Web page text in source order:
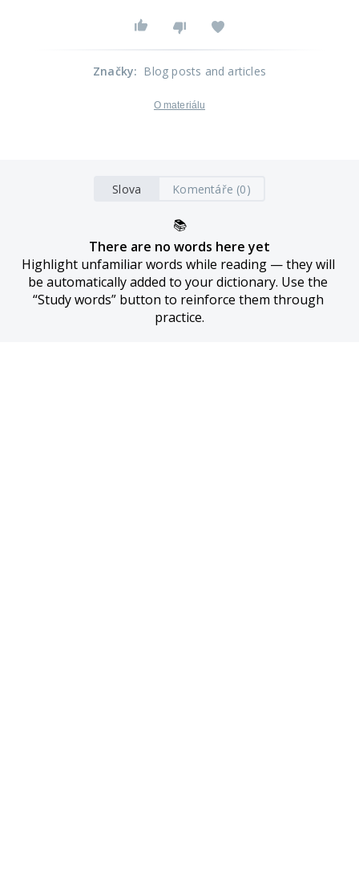
Značky: Blog posts and articles
O materiálu
Slova Komentáře (0)
📚
There are no words here yet
Highlight unfamiliar words while reading — they will
be automatically added to your dictionary. Use the
“Study words” button to reinforce them through
practice.